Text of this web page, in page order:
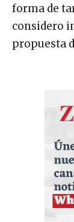
forma de
considero
propuesta